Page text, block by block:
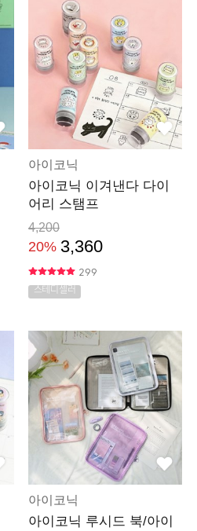
아이코닉
아이코닉 이겨낸다 다이
어리 스탬프
4,200
20% 3,360
299
스테디셀러
아이코닉
아이코닉 루시드 북/아이